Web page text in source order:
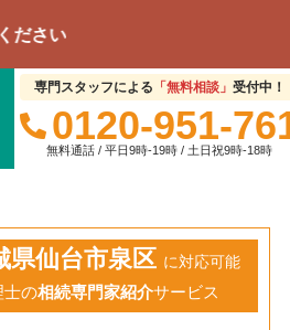
専門スタッフによる 「無料相談」 受付中！
0120-951-
無料通話 / 平日9時-19時 / 土日祝9時-18時
県仙台市泉区 に対応可能
士の相続専門家紹介サービス